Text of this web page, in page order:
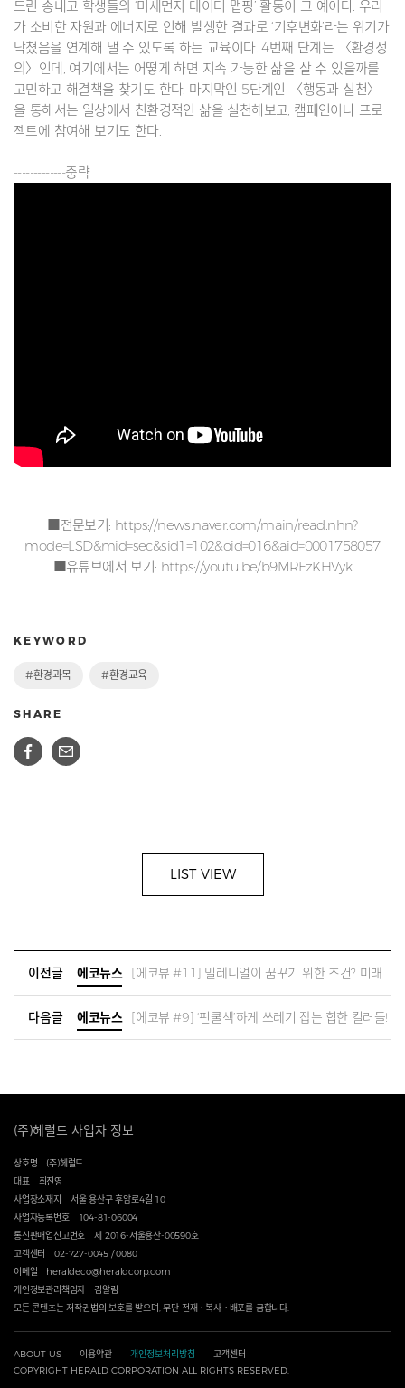
드린 송내고 학생들의 ‘미세먼지 데이터 맵핑’ 활동이 그 예이다. 우리
가 소비한 자원과 에너지로 인해 발생한 결과로 ‘기후변화’라는 위기가
닥쳤음을 연계해 낼 수 있도록 하는 교육이다. 4번째 단계는 〈환경정
의〉인데, 여기에서는 어떻게 하면 지속 가능한 삶을 살 수 있을까를
고민하고 해결책을 찾기도 한다. 마지막인 5단계인 〈행동과 실천〉
을 통해서는 일상에서 친환경적인 삶을 실천해보고, 캠페인이나 프로
젝트에 참여해 보기도 한다.
-------------중략
■전문보기: https://news.naver.com/main/read.nhn?
mode=LSD&mid=sec&sid1=102&oid=016&aid=0001758057
■유튜브에서 보기: https://youtu.be/b9MRFzKHVyk
KEYWORD
#환경과목 #환경교육
SHARE
LIST VIEW
이전글 에코뉴스 [에코뷰 #11] 밀레니얼이 꿈꾸기 위한 조건? 미래가 있어야죠.
다음글 에코뉴스 [에코뷰 #9] ‘펀쿨섹’하게 쓰레기 잡는 힙한 킬러들!
(주)헤럴드 사업자 정보
상호명
(주)헤럴드
대표
최진영
사업장소재지
서울 용산구 후암로4길 10
사업자등록번호
104-81-06004
통신판매업신고번호
제 2016-서울용산-00590호
고객센터
02-727-0045 / 0080
이메일
heraldeco@heraldcorp.com
개인정보관리책임자
김알림
모든 콘텐츠는 저작권법의 보호를 받으며, 무단 전재ㆍ복사ㆍ배포를 금합니다.
ABOUT US 이용약관 개인정보처리방침
고객센터
COPYRIGHT HERALD CORPORATION ALL RIGHTS RESERVED.